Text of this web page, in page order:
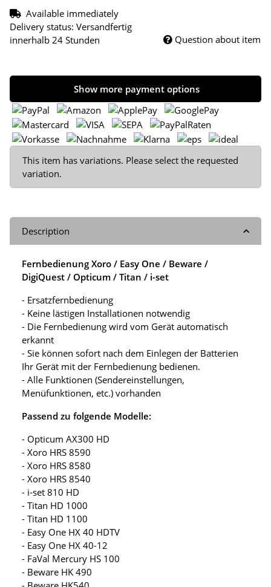
Available immediately
Delivery status: Versandfertig
innerhalb 24 Stunden
Question about item
Show more payment options
x
This item has variations. Please select the requested
variation.
Description
Fernbedienung Xoro / Easy One / Beware /
DigiQuest / Opticum / Titan / i-set
- Ersatzfernbedienung
- Keine lästigen Installationen notwendig
- Die Fernbedienung wird vom Gerät automatisch
erkannt
- Sie können sofort nach dem Einlegen der Batterien
Ihr Gerät mit der Fernbedienung bedienen.
- Alle Funktionen (Sendereinstellungen,
Menüfunktionen, etc.) vorhanden
Passend zu folgende Modelle:
- Opticum AX300 HD
- Xoro HRS 8590
- Xoro HRS 8580
- Xoro HRS 8540
- i-set 810 HD
- Titan HD 1000
- Titan HD 1100
- Easy One HX 40 HDTV
- Easy One HX 40-12
- FaVal Mercury HS 100
- Beware HK 490